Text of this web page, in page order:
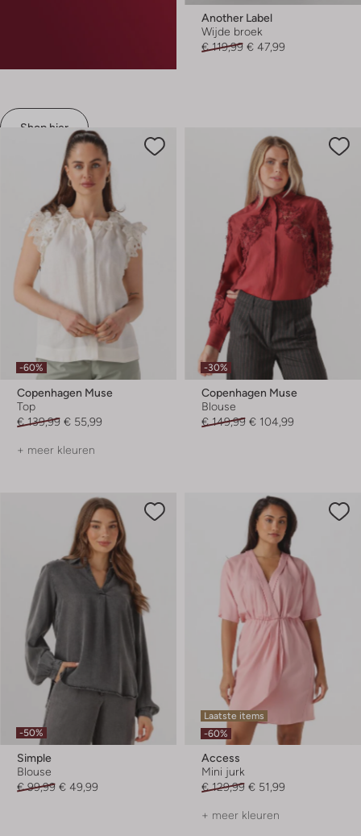
Shop hier
Another Label
Wijde broek
€ 119,99 € 47,99
-60%
Copenhagen Muse
Top
€ 139,99 € 55,99
+ meer kleuren
-30%
Copenhagen Muse
Blouse
€ 149,99 € 104,99
-50%
Simple
Blouse
€ 99,99 € 49,99
Laatste items
-60%
Access
Mini jurk
€ 129,99 € 51,99
+ meer kleuren